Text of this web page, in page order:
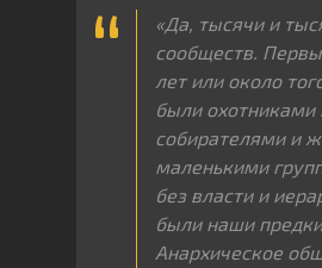
«Да, тысячи и
сообществ.
лет или около
были охотниками
собирателями и
маленькими
без власти и
были наши
Анархическое